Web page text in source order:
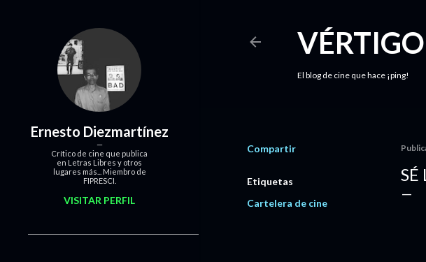
VÉRTIGO
El blog de cine que hace ¡ping!
Compartir
Etiquetas
Cartelera de cine
SÉ
Ernesto Diezmartínez
Crítico de cine que publica
en Letras Libres y otros
lugares más... Miembro de
FIPRESCI.
VISITAR PERFIL